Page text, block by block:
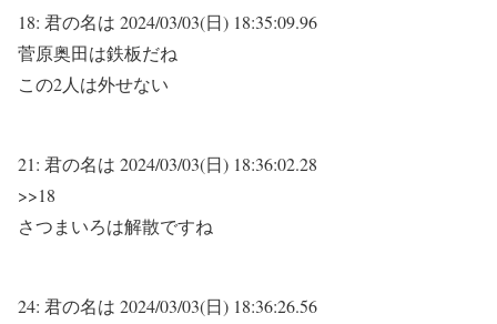
18: 君の名は 2024/03/03(日) 18:35:09.96
菅原奥田は鉄板だね
この2人は外せない
21: 君の名は 2024/03/03(日) 18:36:02.28
>>18
さつまいろは解散ですね
24: 君の名は 2024/03/03(日) 18:36:26.56